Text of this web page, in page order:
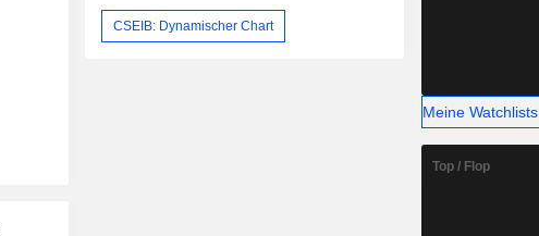
CSEIB: Dynamischer Chart
Meine Watchlists
Top / Flop